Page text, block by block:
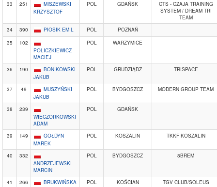
33 251
MISZEWSKI
KRZYSZTOF
POL GDAŃSK
CTS - CZAJA TRAINING
SYSTEM / DREAM TRI
TEAM
34
390 PIOSIK EMIL POL
POZNAŃ
35
102
POLICZKIEWICZ
MACIEJ
POL WARZYMICE
36 190
BONIKOWSKI
JAKUB
POL GRUDZIĄDZ TRISPACE
37 49
MUSZYŃSKI
JAKUB
POL BYDGOSZCZ MODERN GROUP TEAM
38
239
WIECZORKOWSKI
ADAM
POL GDAŃSK
39 149
GOŁDYN
MAREK
POL KOSZALIN TKKF KOSZALIN
40
332
ANDRZEJEWSKI
MARCIN
POL BYDGOSZCZ 8BREM
41 266
BRUKWIŃSKA
POL KOŚCIAN TGV CLUB/SOLEUS